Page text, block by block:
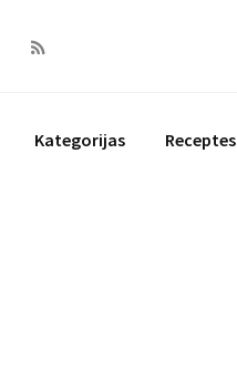
Kategorijas Receptes